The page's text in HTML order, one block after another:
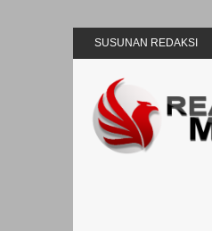
SUSUNAN REDAKSI